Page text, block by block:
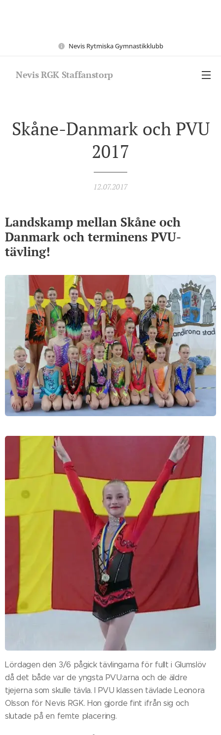
Nevis Rytmiska Gymnastikklubb
Nevis RGK Staffanstorp
Skåne-Danmark och PVU
2017
12.07.2017
Landskamp mellan Skåne och
Danmark och terminens PVU-
tävling!
Lördagen den 3/6 pågick tävlingarna för fullt i Glumslöv
då det både var de yngsta PVU:arna och de äldre
tjejerna som skulle tävla. I PVU klassen tävlade Leonora
Olsson för Nevis RGK. Hon gjorde fint ifrån sig och
slutade på en femte placering.